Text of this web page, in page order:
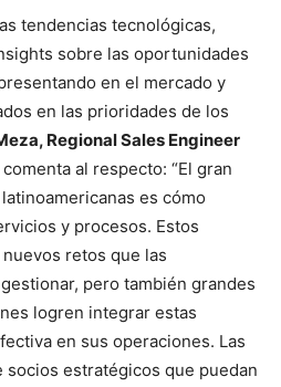
tendencias tecnológicas,
sobre las oportunidades
en el mercado y
en las prioridades de los
Regional Sales Engineer
comenta al respecto: “El gran
es cómo
y procesos. Estos
retos que las
pero también grandes
logren integrar estas
en sus operaciones. Las
estratégicos que puedan